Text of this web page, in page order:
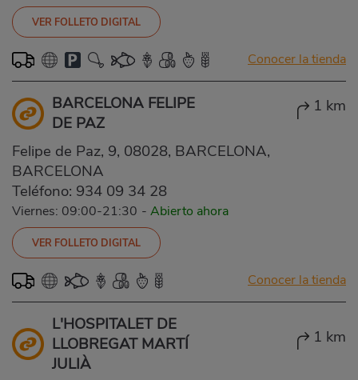
VER FOLLETO DIGITAL
Conocer la tienda
BARCELONA FELIPE
DE PAZ
1 km
Felipe de Paz, 9, 08028, BARCELONA,
BARCELONA
Teléfono: 934 09 34 28
Viernes: 09:00-21:30 - Abierto ahora
VER FOLLETO DIGITAL
Conocer la tienda
L'HOSPITALET DE
LLOBREGAT MARTÍ
JULIÀ
1 km